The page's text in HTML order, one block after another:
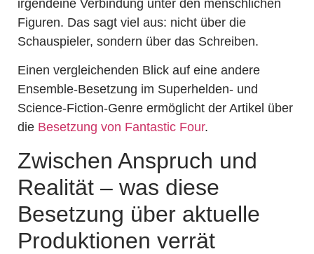
irgendeine Verbindung unter den menschlichen
Figuren. Das sagt viel aus: nicht über die
Schauspieler, sondern über das Schreiben.
Einen vergleichenden Blick auf eine andere
Ensemble-Besetzung im Superhelden- und
Science-Fiction-Genre ermöglicht der Artikel über
die Besetzung von Fantastic Four.
Zwischen Anspruch und
Realität – was diese
Besetzung über aktuelle
Produktionen verrät